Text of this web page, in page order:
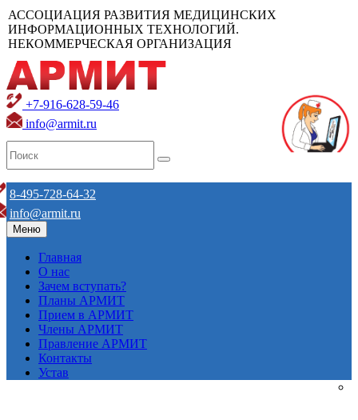
АССОЦИАЦИЯ РАЗВИТИЯ МЕДИЦИНСКИХ
ИНФОРМАЦИОННЫХ ТЕХНОЛОГИЙ.
НЕКОММЕРЧЕСКАЯ ОРГАНИЗАЦИЯ
+7-916-628-59-46
info@armit.ru
8-495-728-64-32
info@armit.ru
Меню
Главная
О нас
Зачем вступать?
Планы АРМИТ
Прием в АРМИТ
Члены АРМИТ
Правление АРМИТ
Контакты
Устав